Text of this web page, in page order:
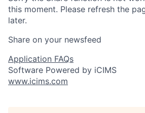
this moment. Please refresh the
later.
Share on your newsfeed
Application FAQs
Software Powered by iCIMS
www.icims.com